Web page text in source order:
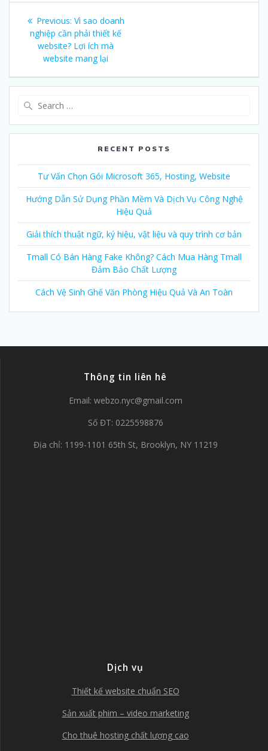
Post
navigation
Previous: Previous
post:
Vì sao doanh
nghiệp cần phải thiết kế
website? Lợi ích mà
website mang lại
RECENT POSTS
Tư Vấn Chọn Gói Microsoft 365, Hosting, Website
Hướng Dẫn Sử Dụng Phần Mềm Và Dịch Vụ Công Nghệ
Hiệu Quả
Giải thích thuật ngữ, ký hiệu, vật liệu và quy trình cơ bản
Tmall Có Bán Hàng Fake Không? Cách Mua Hàng Tmall
Đảm Bảo Chất Lượng
Cách Vệ Sinh Ghế Văn Phòng Hiệu Quả Và An Toàn
Thông tin liên hê
Email: webzo.nyc@gmail.com
Số ĐT: 0225598876
Địa chỉ: 1199-1101 65th St, Brooklyn, NY 11219
Dịch vụ
Thiết kế website chuẩn SEO
Sản xuất phim – video marketing
Cho thuê hosting chất lượng cao